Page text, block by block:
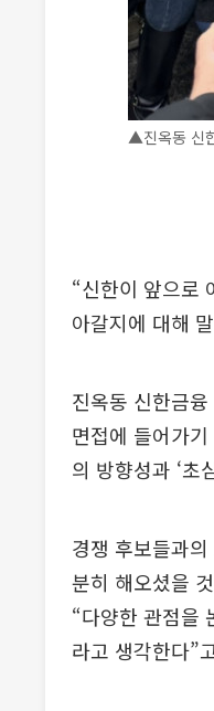
▲진옥동 신
“신한이 앞으로
아갈지에 대해
진옥동 신한금
면접에 들어가
의 방향성과 ‘초
경쟁 후보들과
분히 해오셨을
“다양한 관점을
라고 생각한다”